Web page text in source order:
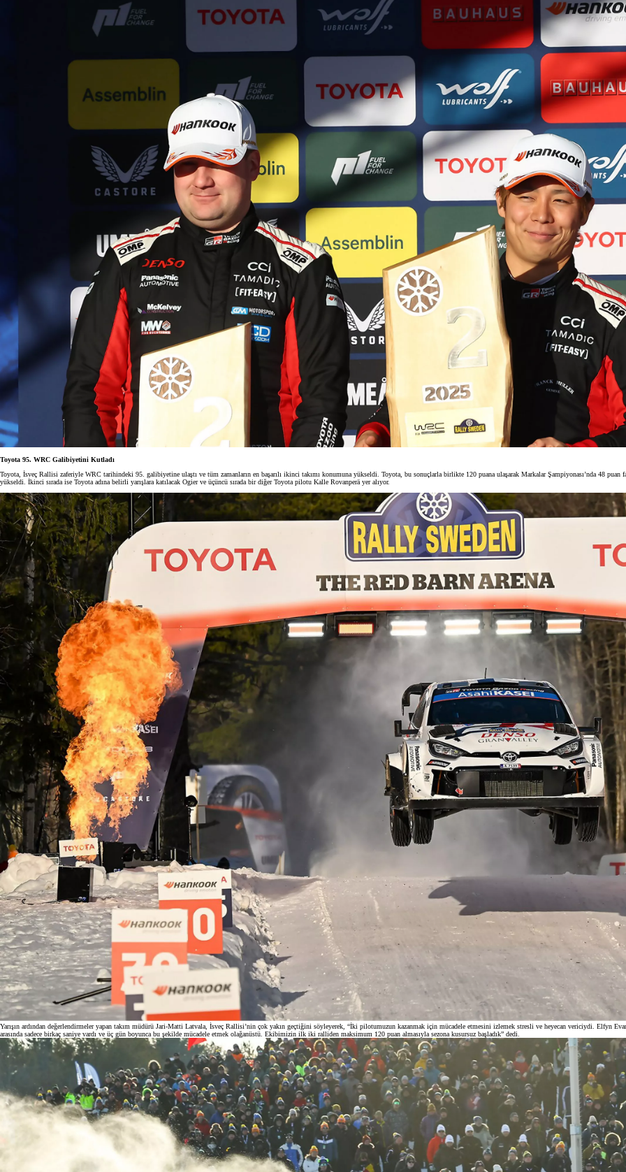
Yeni RAV4
HYBRID
İlk siz haberdar olun
Toyota 95. WRC Galibiyetini Kutladı
Toyota, İsveç Rallisi zaferiyle WRC tarihindeki 95. galibiyetine ulaştı ve tüm zamanların en başarılı ikinci takımı konumuna yükseldi. Toyota, bu sonuçlarla birlikte 120 puana ulaşarak Markalar Şampiyonası’nda 48
yükseldi. İkinci sırada ise Toyota adına belirli yarışlara katılacak Ogier ve üçüncü sırada bir diğer Toyota pilotu Kalle Rovanperä yer alıyor.
Yarışın ardından değerlendirmeler yapan takım müdürü Jari-Matti Latvala, İsveç Rallisi’nin çok yakın geçtiğini söyleyerek, “İki pilotumuzun kazanmak için mücadele etmesini izlemek stresli ve heyecan vericiydi. Elfyn
arasında sadece birkaç saniye vardı ve üç gün boyunca bu şekilde mücadele etmek olağanüstü. Ekibimizin ilk iki ralliden maksimum 120 puan almasıyla sezona kusursuz başladık” dedi.